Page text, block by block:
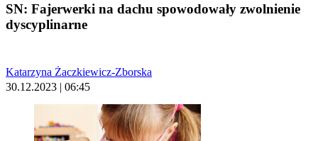
SN: Fajerwerki na dachu spowodowały zwolnienie
dyscyplinarne
Katarzyna Żaczkiewicz-Zborska
30.12.2023 | 06:45